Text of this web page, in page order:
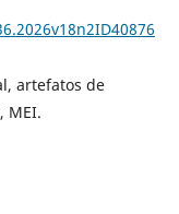
artefatos de
MEI.